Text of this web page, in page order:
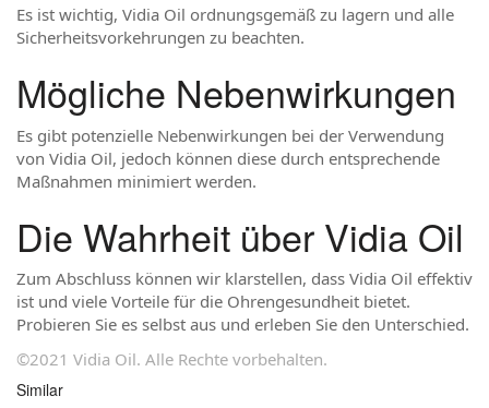
Es ist wichtig, Vidia Oil ordnungsgemäß zu lagern und alle
Sicherheitsvorkehrungen zu beachten.
Mögliche Nebenwirkungen
Es gibt potenzielle Nebenwirkungen bei der Verwendung
von Vidia Oil, jedoch können diese durch entsprechende
Maßnahmen minimiert werden.
Die Wahrheit über Vidia Oil
Zum Abschluss können wir klarstellen, dass Vidia Oil effektiv
ist und viele Vorteile für die Ohrengesundheit bietet.
Probieren Sie es selbst aus und erleben Sie den Unterschied.
©2021 Vidia Oil. Alle Rechte vorbehalten.
Similar